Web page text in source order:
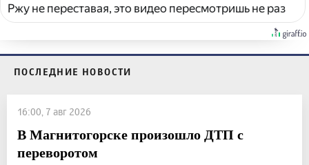
Ржу не переставая, это видео пересмотришь не раз
ПОСЛЕДНИЕ НОВОСТИ
16:00, 7 авг 2026
В Магнитогорске произошло ДТП с
переворотом